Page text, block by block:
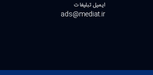
ایمیل تبلیغات
ads@mediat.ir